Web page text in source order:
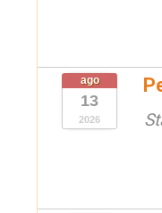
ago
13
2026